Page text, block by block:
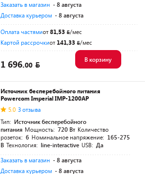
Заказать в магазин - 8 августа
Доставка курьером - 8 августа
Оплата частямиот81,53
/мес
Картой рассрочкиот 141,33 /мес
1 696.00
В корзину
Источник бесперебойного питания
Powercom Imperial IMP-1200AP
5.0 3 отзыва
Тип: Источник бесперебойного
питания Мощность: 720 Вт Количество
розеток: 6 Номинальное напряжение: 165-275
В Технология: line-interactive USB: Да
Заказать в магазин - 8 августа
Доставка курьером - 8 августа